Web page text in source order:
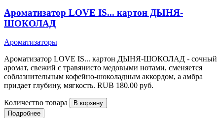
Ароматизатор LOVE IS... картон ДЫНЯ-
ШОКОЛАД
Ароматизаторы
Ароматизатор LOVE IS... картон ДЫНЯ-ШОКОЛАД - сочный
аромат, свежий с травянисто медовыми нотами, сменяется
соблазнительным кофейно-шоколадным аккордом, а амбра
придает глубину, мягкость. RUB 180.00 руб.
Количество товара
Подробнее